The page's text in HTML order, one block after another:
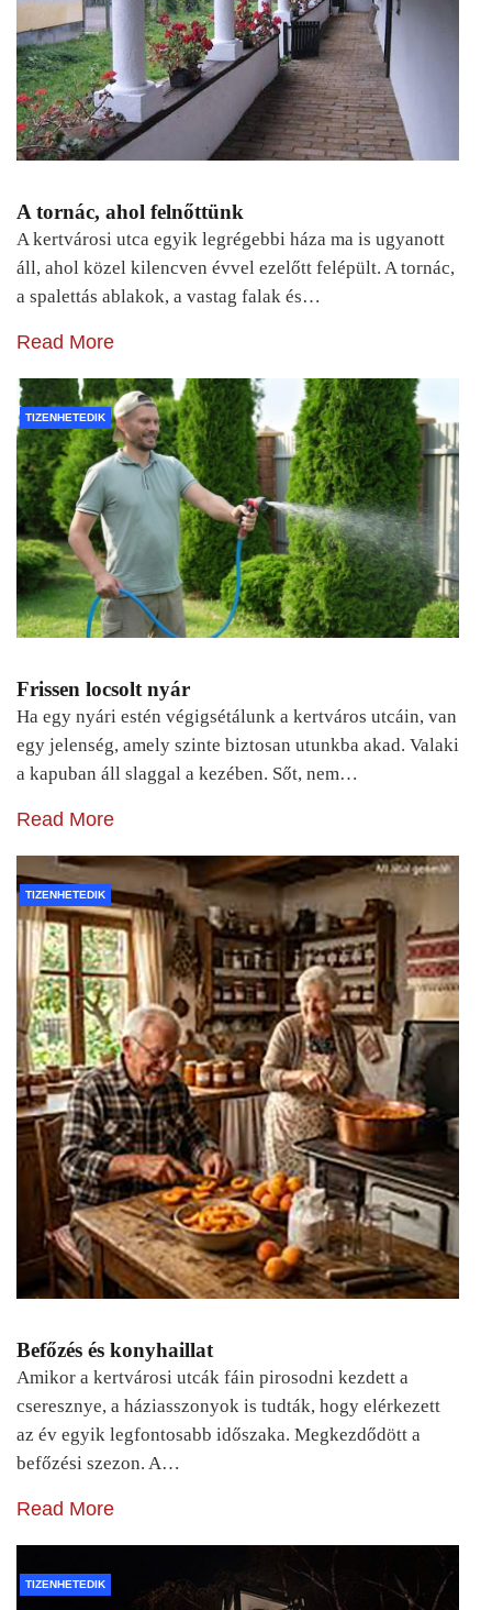
A tornác, ahol felnőttünk
A kertvárosi utca egyik legrégebbi háza ma is ugyanott
áll, ahol közel kilencven évvel ezelőtt felépült. A tornác,
a spalettás ablakok, a vastag falak és…
Read More
TIZENHETEDIK
Frissen locsolt nyár
Ha egy nyári estén végigsétálunk a kertváros utcáin, van
egy jelenség, amely szinte biztosan utunkba akad. Valaki
a kapuban áll slaggal a kezében. Sőt, nem…
Read More
TIZENHETEDIK
Befőzés és konyhaillat
Amikor a kertvárosi utcák fáin pirosodni kezdett a
cseresznye, a háziasszonyok is tudták, hogy elérkezett
az év egyik legfontosabb időszaka. Megkezdődött a
befőzési szezon. A…
Read More
TIZENHETEDIK